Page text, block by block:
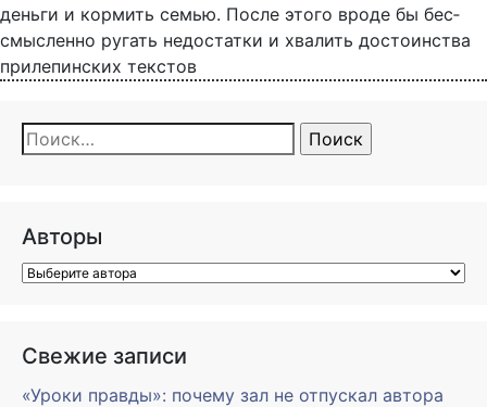
день­ги и кор­мить се­мью. По­сле это­го вро­де бы бес­
смыс­лен­но ру­гать не­до­стат­ки и хва­лить до­сто­ин­ст­ва
при­ле­пин­ских тек­с­тов
Найти:
Авторы
Свежие записи
«Уроки правды»: почему зал не отпускал автора